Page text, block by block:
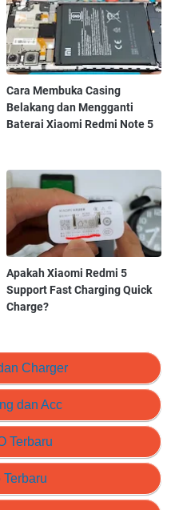
Cara Membuka Casing
Belakang dan Mengganti
Baterai Xiaomi Redmi Note 5
Apakah Xiaomi Redmi 5
Support Fast Charging Quick
Charge?
Charger
dan Acc
Terbaru
Terbaru